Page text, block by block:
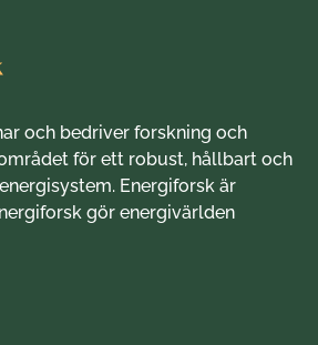
och bedriver forskning och
för ett robust, hållbart och
Energiforsk är
gör energivärlden